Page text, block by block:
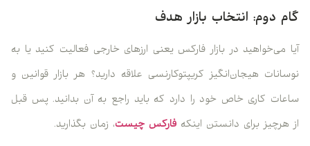
گام دوم: انتخاب بازار هدف
آیا می‌خواهید در بازار فارکس یعنی ارزهای خارجی فعالیت کنید یا به
نوسانات هیجان‌انگیز کریپتوکارنسی علاقه دارید؟ هر بازار قوانین و
ساعات کاری خاص خود را دارد که باید راجع به آن بدانید. پس قبل
از هرچیز برای دانستن اینکه فارکس چیست، زمان بگذارید.